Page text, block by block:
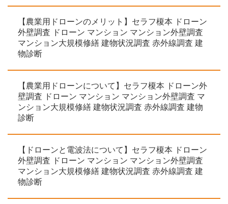
【農業用ドローンのメリット】セラフ榎本 ドローン
外壁調査 ドローン マンション マンション外壁調査
マンション大規模修繕 建物状況調査 赤外線調査 建
物診断
【農業用ドローンについて】セラフ榎本 ドローン外
壁調査 ドローン マンション マンション外壁調査 マ
ンション大規模修繕 建物状況調査 赤外線調査 建物
診断
【ドローンと電波法について】セラフ榎本 ドローン
外壁調査 ドローン マンション マンション外壁調査
マンション大規模修繕 建物状況調査 赤外線調査 建
物診断